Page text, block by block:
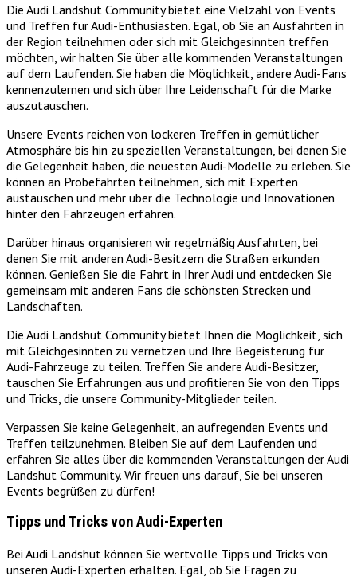
Die Audi Landshut Community bietet eine Vielzahl von Events
und Treffen für Audi-Enthusiasten. Egal, ob Sie an Ausfahrten in
der Region teilnehmen oder sich mit Gleichgesinnten treffen
möchten, wir halten Sie über alle kommenden Veranstaltungen
auf dem Laufenden. Sie haben die Möglichkeit, andere Audi-Fans
kennenzulernen und sich über Ihre Leidenschaft für die Marke
auszutauschen.
Unsere Events reichen von lockeren Treffen in gemütlicher
Atmosphäre bis hin zu speziellen Veranstaltungen, bei denen Sie
die Gelegenheit haben, die neuesten Audi-Modelle zu erleben. Sie
können an Probefahrten teilnehmen, sich mit Experten
austauschen und mehr über die Technologie und Innovationen
hinter den Fahrzeugen erfahren.
Darüber hinaus organisieren wir regelmäßig Ausfahrten, bei
denen Sie mit anderen Audi-Besitzern die Straßen erkunden
können. Genießen Sie die Fahrt in Ihrer Audi und entdecken Sie
gemeinsam mit anderen Fans die schönsten Strecken und
Landschaften.
Die Audi Landshut Community bietet Ihnen die Möglichkeit, sich
mit Gleichgesinnten zu vernetzen und Ihre Begeisterung für
Audi-Fahrzeuge zu teilen. Treffen Sie andere Audi-Besitzer,
tauschen Sie Erfahrungen aus und profitieren Sie von den Tipps
und Tricks, die unsere Community-Mitglieder teilen.
Verpassen Sie keine Gelegenheit, an aufregenden Events und
Treffen teilzunehmen. Bleiben Sie auf dem Laufenden und
erfahren Sie alles über die kommenden Veranstaltungen der Audi
Landshut Community. Wir freuen uns darauf, Sie bei unseren
Events begrüßen zu dürfen!
Tipps und Tricks von Audi-Experten
Bei Audi Landshut können Sie wertvolle Tipps und Tricks von
unseren Audi-Experten erhalten. Egal, ob Sie Fragen zu